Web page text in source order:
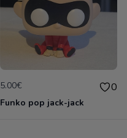
5.00€ 0
Funko pop jack-jack